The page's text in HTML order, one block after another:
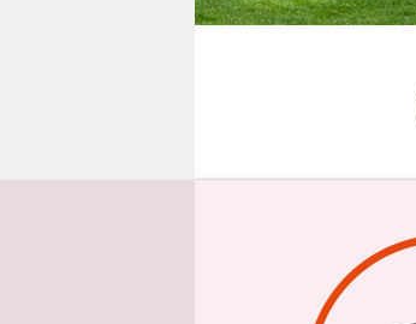
genossenschaft